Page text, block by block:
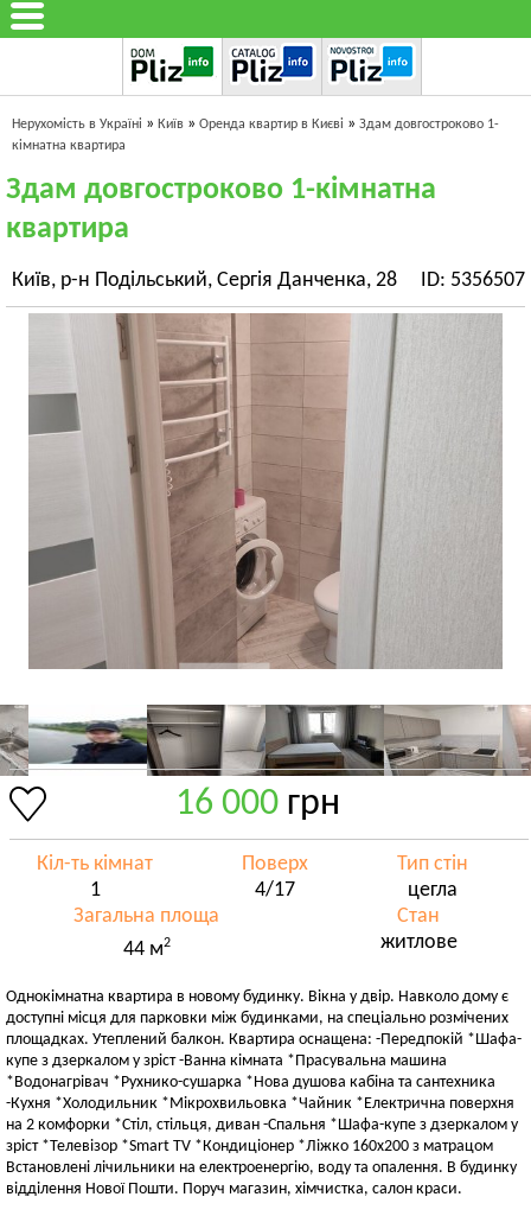
Нерухомість в Україні » Київ » Оренда квартир в Києві » Здам довгостроково 1-
кімнатна квартира
Здам довгостроково 1-кімнатна
квартира
Київ, р-н Подільський, Сергія Данченка, 28 ID: 5356507
16 000 грн
Кіл-ть кімнат
1
Поверх
4/17
Тип стін
цегла
Загальна площа
44 м2
Стан
житлове
Однокімнатна квартира в новому будинку. Вікна у двір. Навколо дому є
доступні місця для парковки між будинками, на спеціально розмічених
площадках. Утеплений балкон. Квартира оснащена: -Передпокій *Шафа-
купе з дзеркалом у зріст -Ванна кімната *Прасувальна машина
*Водонагрівач *Рухнико-сушарка *Нова душова кабіна та сантехника
-Кухня *Холодильник *Мікрохвильовка *Чайник *Електрична поверхня
на 2 комфорки *Стіл, стільця, диван -Спальня *Шафа-купе з дзеркалом у
зріст *Телевізор *Smart TV *Кондиціонер *Ліжко 160х200 з матрацом
Встановлені лічильники на електроенергію, воду та опалення. В будинку
відділення Нової Пошти. Поруч магазин, хімчистка, салон краси.